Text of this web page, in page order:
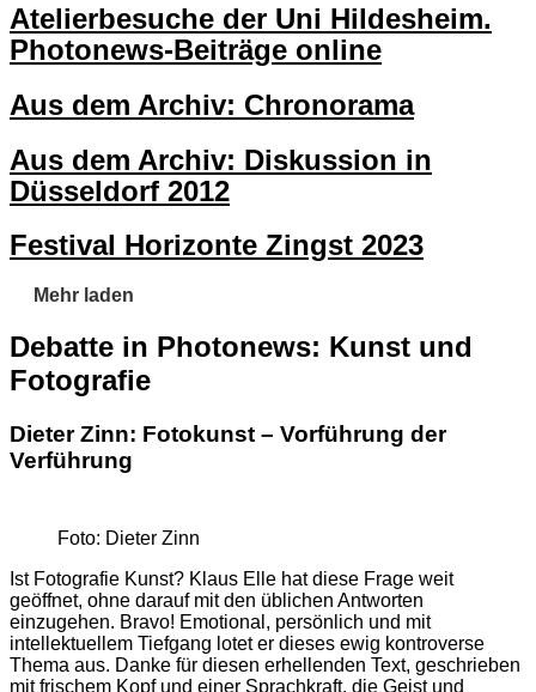
Atelierbesuche der Uni Hildesheim.
Photonews-Beiträge online
Aus dem Archiv: Chronorama
Aus dem Archiv: Diskussion in
Düsseldorf 2012
Festival Horizonte Zingst 2023
Mehr laden
Debatte in Photonews: Kunst und
Fotografie
Dieter Zinn: Fotokunst – Vorführung der
Verführung
Foto: Dieter Zinn
Ist Fotografie Kunst? Klaus Elle hat diese Frage weit
geöffnet, ohne darauf mit den üblichen Antworten
einzugehen. Bravo! Emotional, persönlich und mit
intellektuellem Tiefgang lotet er dieses ewig kontroverse
Thema aus. Danke für diesen erhellenden Text, geschrieben
mit frischem Kopf und einer Sprachkraft, die Geist und